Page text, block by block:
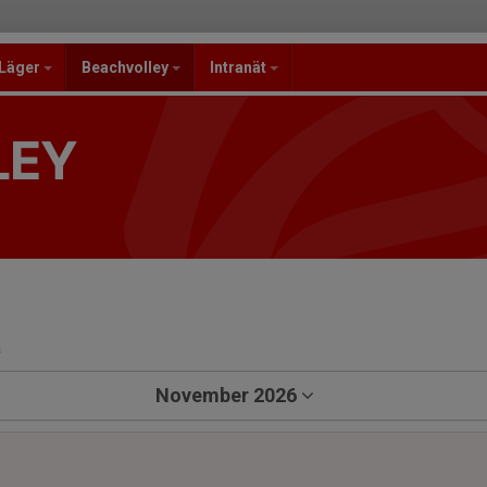
Beachvolley Intranät
November 2026